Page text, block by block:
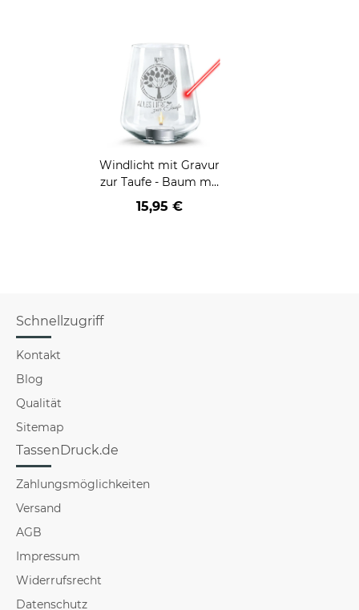
Windlicht mit Gravur
zur Taufe - Baum mit
Name
15,95 €
Schnellzugriff
Kontakt
Blog
Qualität
Sitemap
TassenDruck.de
Zahlungsmöglichkeiten
Versand
AGB
Impressum
Widerrufsrecht
Datenschutz